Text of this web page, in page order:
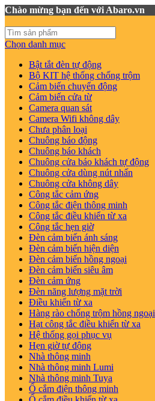
Chào mừng bạn đến với Abaro.vn
Chọn danh mục
Bật tắt đèn tự động
Bộ KIT hệ thống chống trộm
Cảm biến chuyển động
Cảm biến cửa từ
Camera quan sát
Camera Wifi không dây
Chưa phân loại
Chuông báo động
Chuông báo khách
Chuông cửa báo khách tự động
Chuông cửa dùng nút nhấn
Chuông cửa không dây
Công tắc cảm ứng
Công tắc điện thông minh
Công tắc điều khiển từ xa
Công tắc hẹn giờ
Đèn cảm biến ánh sáng
Đèn cảm biến hiện diện
Đèn cảm biến hồng ngoại
Đèn cảm biến siêu âm
Đèn cảm ứng
Đèn năng lượng mặt trời
Điều khiển từ xa
Hàng rào chống trộm hồng ngoại
Hạt công tắc điều khiển từ xa
Hệ thống gọi phục vụ
Hẹn giờ tự động
Nhà thông minh
Nhà thông minh Lumi
Nhà thông minh Tuya
Ổ cắm điện thông minh